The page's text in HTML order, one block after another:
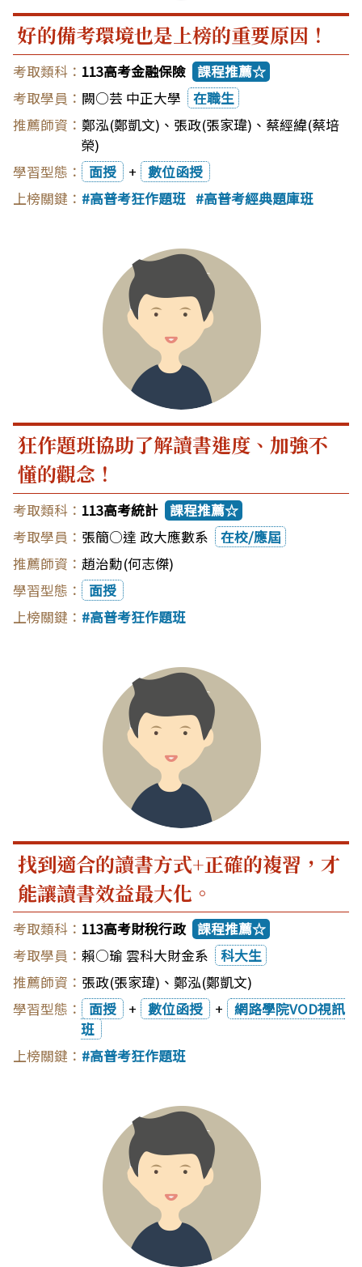
好的備考環境也是上榜的重要原因！
113高考金融保險 課程推薦☆
闕○芸 中正大學
在職生
鄭泓(鄭凱文) 、 張政(張家瑋) 、 蔡經緯(蔡培
榮)
面授
+
數位函授
高普考狂作題班
高普考經典題庫班
狂作題班協助了解讀書進度、加強不
懂的觀念！
113高考統計 課程推薦☆
張簡○達 政大應數系
在校/應屆
趙治勳(何志傑)
面授
高普考狂作題班
找到適合的讀書方式+正確的複習，才
能讓讀書效益最大化。
113高考財稅行政 課程推薦☆
賴○瑜 雲科大財金系
科大生
張政(張家瑋) 、 鄭泓(鄭凱文)
面授
+ 數位函授 +
網路學院VOD視訊
班
高普考狂作題班